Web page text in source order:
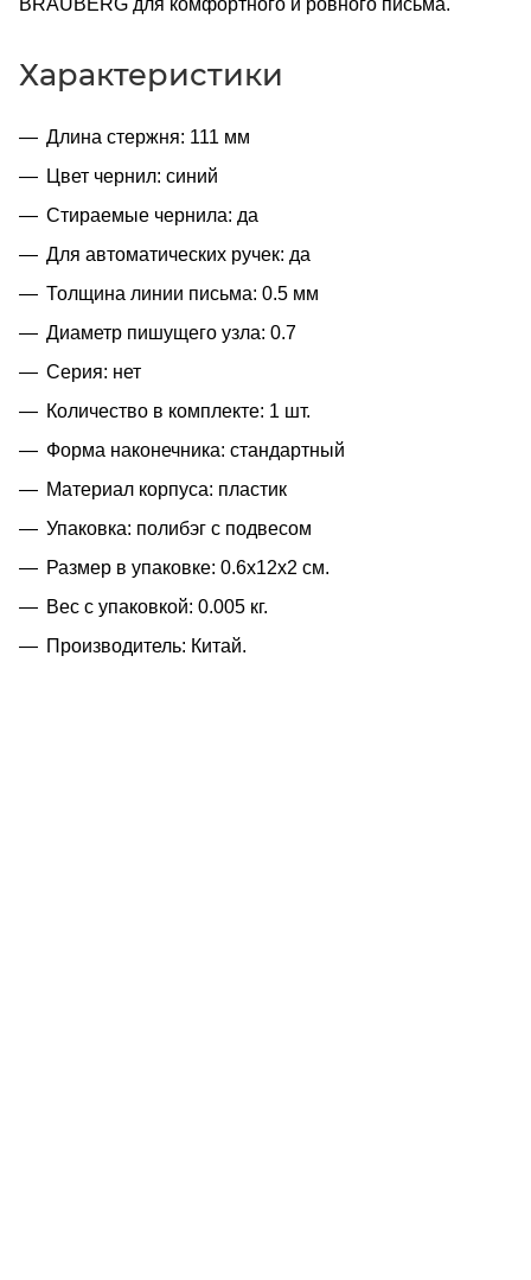
BRAUBERG для комфортного и ровного письма.
Характеристики
Длина стержня: 111 мм
Цвет чернил: синий
Стираемые чернила: да
Для автоматических ручек: да
Толщина линии письма: 0.5 мм
Диаметр пишущего узла: 0.7
Серия: нет
Количество в комплекте: 1 шт.
Форма наконечника: стандартный
Материал корпуса: пластик
Упаковка: полибэг с подвесом
Размер в упаковке: 0.6x12x2 см.
Вес с упаковкой: 0.005 кг.
Производитель: Китай.